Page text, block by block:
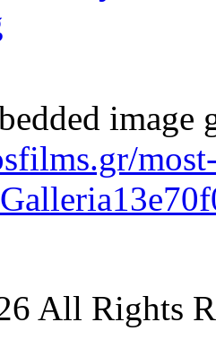
image
All Rights